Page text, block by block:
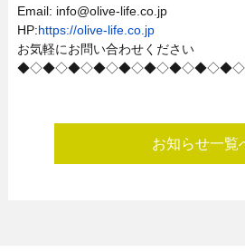
Email: info@olive-life.co.jp
HP:https://olive-life.co.jp
お気軽にお問い合わせください
お知らせ一覧